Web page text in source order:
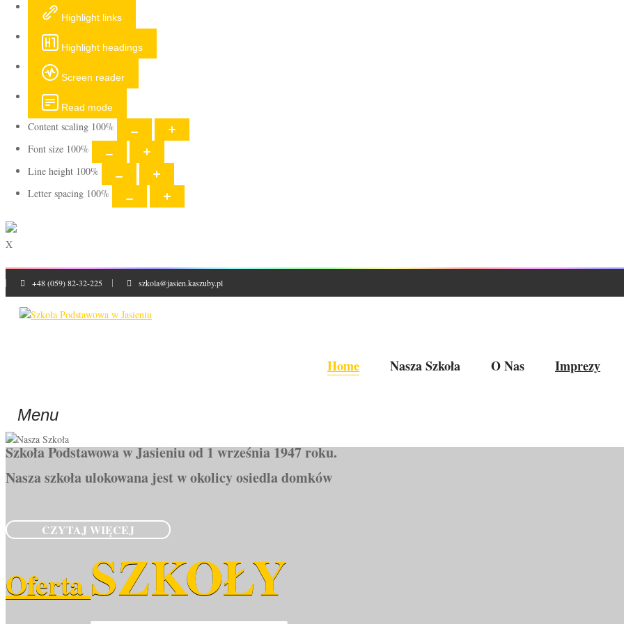
Highlight links
Highlight headings
Screen reader
Read mode
Content scaling 100%
Font size 100%
Line height 100%
Letter spacing 100%
X
+48 (059) 82-32-225 szkola@jasien.kaszuby.pl
Home Nasza Szkoła O Nas Imprezy
Menu
Szkoła Podstawowa w Jasieniu od 1 września 1947 roku.
Nasza szkoła ulokowana jest w okolicy osiedla domków
CZYTAJ WIĘCEJ
Oferta SZKOŁY